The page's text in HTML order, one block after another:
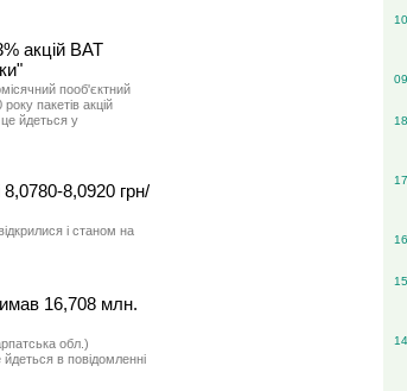
акцій ВАТ
пооб'єктний
пакетів акцій
йдеться у
8,0780-8,0920 грн/
і станом на
16,708 млн.
обл.)
в повідомленні